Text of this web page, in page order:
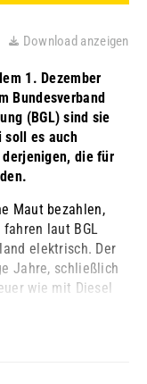
Download anzeigen
1. Dezember
Bundesverband
(BGL) sind sie
es auch
derjenigen, die für
Maut bezahlen,
laut BGL
elektrisch. Der
Jahre, schließlich
wie mit Diesel